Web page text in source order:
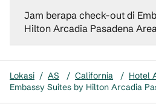
Jam berapa check-out di
Hilton Arcadia Pasadena
Lokasi / AS / California / Hotel
Embassy Suites by Hilton Arcadia